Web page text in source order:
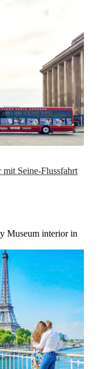
Seine-Flussfahrt
Museum interior in